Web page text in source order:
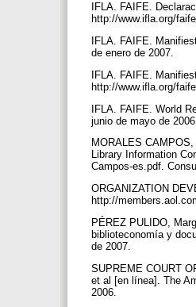
IFLA. FAIFE.
http://www.ifla.org/
IFLA. FAIFE.
de enero de 2007.
IFLA. FAIFE.
http://www.ifla.org/
IFLA. FAIFE. World
junio de mayo de 2006.
MORALES
Library Information
Campos-es.pdf.
ORGANIZATION
http://
PÉREZ PULIDO,
biblioteconomía y
de 2007.
SUPREME COURT
et al [en línea]. The
2006.